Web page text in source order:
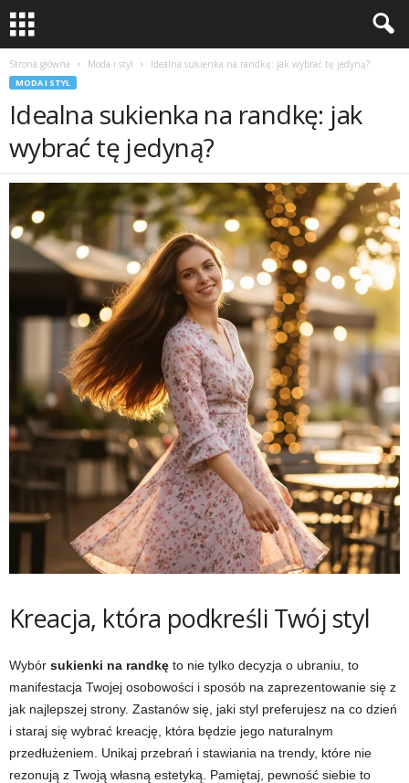
Strona główna Moda i styl Idealna sukienka na randkę: jak wybrać tę jedyną?
MODA I STYL
Idealna sukienka na randkę: jak
wybrać tę jedyną?
Kreacja, która podkreśli Twój styl
Wybór sukienki na randkę to nie tylko decyzja o ubraniu, to
manifestacja Twojej osobowości i sposób na zaprezentowanie się z
jak najlepszej strony. Zastanów się, jaki styl preferujesz na co dzień
i staraj się wybrać kreację, która będzie jego naturalnym
przedłużeniem. Unikaj przebrań i stawiania na trendy, które nie
rezonują z Twoją własną estetyką. Pamiętaj, pewność siebie to